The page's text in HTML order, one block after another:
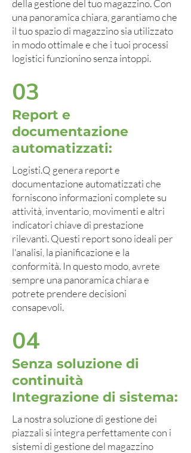
della gestione del tuo magazzino. Con
una panoramica chiara, garantiamo che
il tuo spazio di magazzino sia utilizzato
in modo ottimale e che i tuoi processi
logistici funzionino senza intoppi.
03
Report e
documentazione
automatizzati:
Logisti.Q genera report e
documentazione automatizzati che
forniscono informazioni complete su
attività, inventario, movimenti e altri
indicatori chiave di prestazione
rilevanti. Questi report sono ideali per
l'analisi, la pianificazione e la
conformità. In questo modo, avrete
sempre una panoramica chiara e
potrete prendere decisioni
consapevoli.
04
Senza soluzione di
continuità
Integrazione di sistema:
La nostra soluzione di gestione dei
piazzali si integra perfettamente con i
sistemi di gestione del magazzino